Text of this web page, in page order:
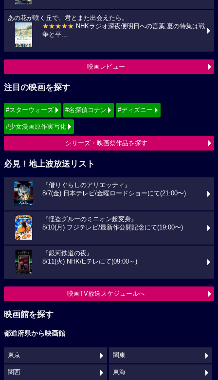
あの花が咲く丘で、君とまた出会えたら。
★★★★★ NHKラジオ深夜便明日への言葉,夏の特集は戦
争と平...
映画レビュー
注目の映画を探す
#スターウォーズ #名探偵コナン #ディズニー
#少女漫画原作実写化
シリーズ・映画祭作品を探す
必見！地上波放送リスト
『借りぐらしのアリエッティ』
8/7(金) 日本テレビ/金曜ロードショーにて(21:00〜)
『怪盗グルーのミニオン超変身』
8/10(月) フジテレビ/最新作公開記念にて(19:00〜)
『銀河鉄道の夜』
8/11(火) NHK/Eテレにて(09:00～)
映画TV放送スケジュールへ
映画館を探す
都道府県から映画館
東京 関東
関西 東海